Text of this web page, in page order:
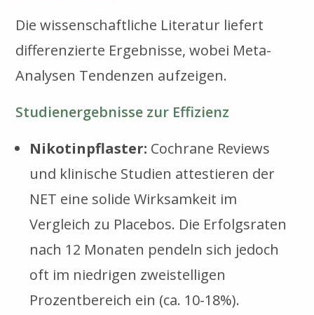
Die wissenschaftliche Literatur liefert
differenzierte Ergebnisse, wobei Meta-
Analysen Tendenzen aufzeigen.
Studienergebnisse zur Effizienz
Nikotinpflaster: Cochrane Reviews
und klinische Studien attestieren der
NET eine solide Wirksamkeit im
Vergleich zu Placebos. Die Erfolgsraten
nach 12 Monaten pendeln sich jedoch
oft im niedrigen zweistelligen
Prozentbereich ein (ca. 10-18%).